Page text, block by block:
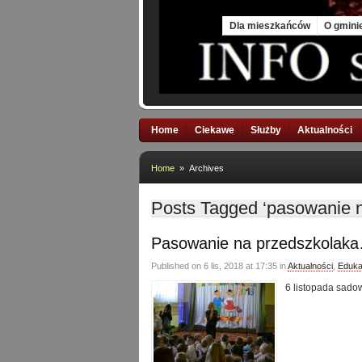
Dla mieszkańców O
Home Ciekawe Służby Aktualności
Home » Archives
Posts Tagged ‘pasowanie
Pasowanie na
Published on 6 lis, 2018 at 17:35 inAktualności
6 listopada